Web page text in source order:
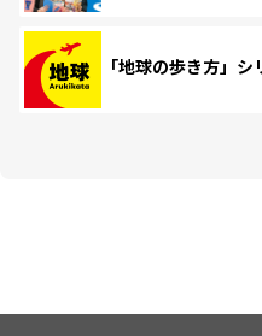
「地球の歩き方」